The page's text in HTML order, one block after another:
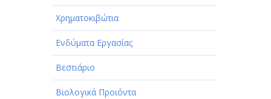
Χρηματοκιβώτια
Ενδύματα Εργασίας
Βεστιάριο
Βιολογικά Προιόντα